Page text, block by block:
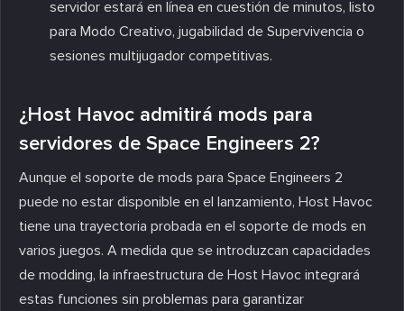
servidor estará en línea en cuestión de minutos, listo
para Modo Creativo, jugabilidad de Supervivencia o
sesiones multijugador competitivas.
¿Host Havoc admitirá mods para
servidores de Space Engineers 2?
Aunque el soporte de mods para Space Engineers 2
puede no estar disponible en el lanzamiento, Host Havoc
tiene una trayectoria probada en el soporte de mods en
varios juegos. A medida que se introduzcan capacidades
de modding, la infraestructura de Host Havoc integrará
estas funciones sin problemas para garantizar